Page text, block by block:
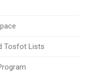
Tosfot Lists